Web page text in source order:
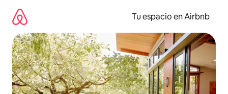
contenido
Tu espacio en Airbnb